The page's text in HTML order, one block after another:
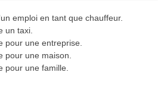
emploi en tant que chauffeur.
un taxi.
pour une entreprise.
pour une maison.
pour une famille.